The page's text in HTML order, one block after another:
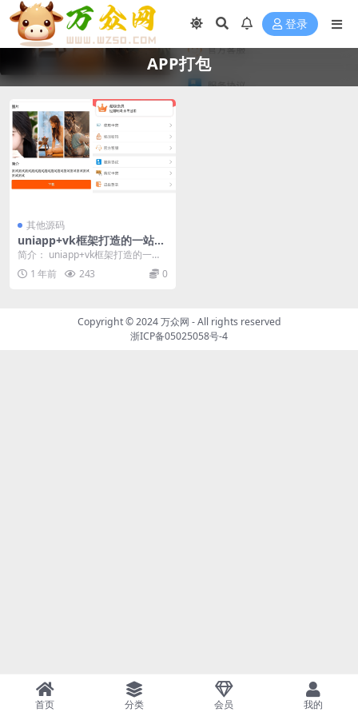
登录
APP打包
其他源码
uniapp+vk框架打造的一站式
软件库源码，含软件商店与直
播盒子功能
简介： uniapp+vk框架打造的一站
式软件库源码，含软件商店与直播
盒子功能 ...
1 年前 243 0
Copyright © 2024万众网 - All rights reserved
浙ICP备05025058号-4
首页 分类 会员 我的